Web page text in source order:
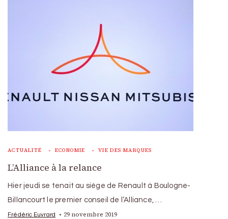
ACTUALITÉ ECONOMIE VIE DES MARQUES
L’Alliance à la relance
Hier jeudi se tenait au siège de Renault à Boulogne-
Billancourt le premier conseil de l’Alliance, …
Frédéric Euvrard 29 novembre 2019